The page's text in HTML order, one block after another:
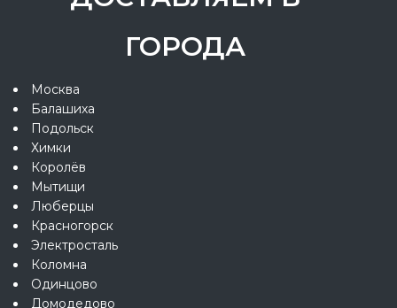
ГОРОДА
Москва
Балашиха
Подольск
Химки
Королёв
Мытищи
Люберцы
Красногорск
Электросталь
Коломна
Одинцово
Домодедово